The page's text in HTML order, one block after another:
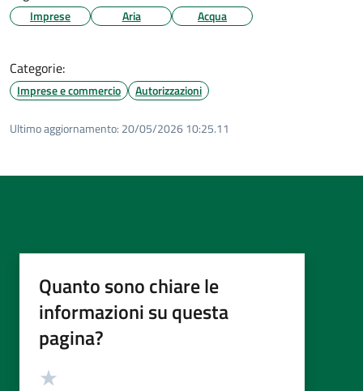
Imprese Aria Acqua
Categorie:
Imprese e commercio Autorizzazioni
Ultimo aggiornamento: 20/05/2026 10:25.11
Quanto sono chiare le
informazioni su questa
pagina?
Valutazione